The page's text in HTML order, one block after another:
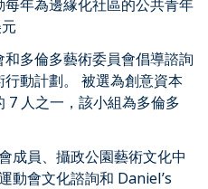
年為邊緣化社區的公共青年
多倫多藝術委員會倡導諮詢
動計劃。 被選為創意資本
7 人之一，該小組為多倫多
成員、攝政公園藝術文化中
動會文化諮詢和 Daniel’s